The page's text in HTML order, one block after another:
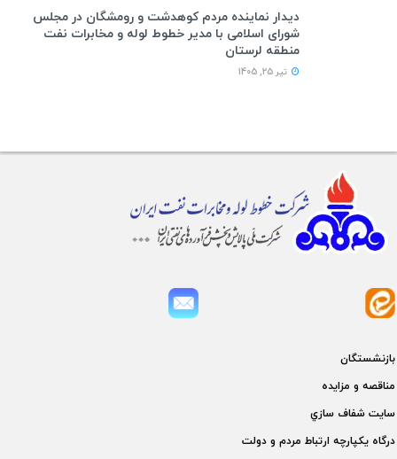
دیدار نماینده مردم کوهدشت و رومشگان در مجلس
شورای اسلامی با مدیر خطوط لوله و مخابرات نفت
منطقه لرستان
تیر 25, 1405
بازنشستگان
مناقصه و مزايده
سايت شفاف سازي
درگاه يكپارچه ارتباط مردم و دولت